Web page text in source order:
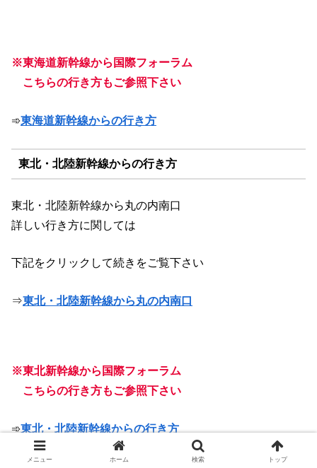
※東海道新幹線から国際フォーラム
こちらの行き方もご参照下さい
➾東海道新幹線からの行き方
東北・北陸新幹線からの行き方
東北・北陸新幹線から丸の内南口
詳しい行き方に関しては
下記をクリックして続きをご覧下さい
⇒東北・北陸新幹線から丸の内南口
※東北新幹線から国際フォーラム
こちらの行き方もご参照下さい
➾東北・北陸新幹線からの行き方
メニュー ホーム 検索 トップ